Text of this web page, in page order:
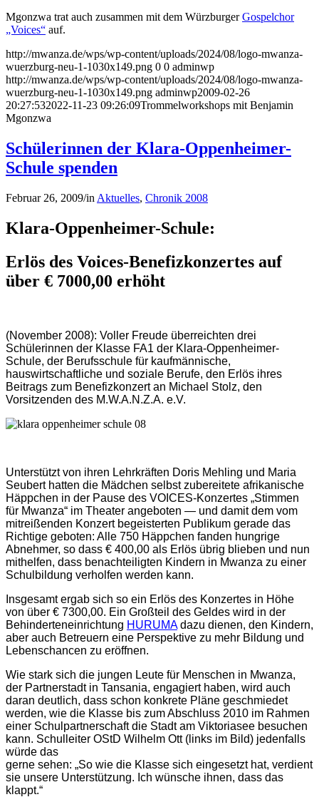
Mgonzwa trat auch zusammen mit dem WürzburgerGospelchor
„Voices“ auf.
http://mwanza.de/wps/wp-content/uploads/2024/08/logo-mwanza-
wuerzburg-neu-1-1030x149.png 0 0 adminwp
http://mwanza.de/wps/wp-content/uploads/2024/08/logo-mwanza-
wuerzburg-neu-1-1030x149.png adminwp2009-02-26
20:27:532022-11-23 09:26:09Trommelworkshops mit Benjamin
Mgonzwa
Schülerinnen der Klara-Oppenheimer-
Schule spenden
Februar 26, 2009/in Aktuelles, Chronik 2008
Klara-Oppenheimer-Schule:
Erlös des Voices-Benefizkonzertes auf
über € 7000,00 erhöht
(November 2008): Voller Freude überreichten drei
Schülerinnen der Klasse FA1 der Klara-Oppenheimer-
Schule, der Berufsschule für kaufmännische,
hauswirtschaftliche und soziale Berufe, den Erlös ihres
Beitrags zum Benefizkonzert an Michael Stolz, den
Vorsitzenden des M.W.A.N.Z.A. e.V.
Unterstützt von ihren Lehrkräften Doris Mehling und Maria
Seubert hatten die Mädchen selbst zubereitete afrikanische
Häppchen in der Pause des VOICES-Konzertes „Stimmen
für Mwanza“ im Theater angeboten — und damit dem vom
mitreißenden Konzert begeisterten Publikum gerade das
Richtige geboten: Alle 750 Häppchen fanden hungrige
Abnehmer, so dass € 400,00 als Erlös übrig blieben und nun
mithelfen, dass benachteiligten Kindern in Mwanza zu einer
Schulbildung verholfen werden kann.
Insgesamt ergab sich so ein Erlös des Konzertes in Höhe
von über € 7300,00. Ein Großteil des Geldes wird in der
Behinderteneinrichtung HURUMAdazu dienen, den Kindern,
aber auch Betreuern eine Perspektive zu mehr Bildung und
Lebenschancen zu eröffnen.
Wie stark sich die jungen Leute für Menschen in Mwanza,
der Partnerstadt in Tansania, engagiert haben, wird auch
daran deutlich, dass schon konkrete Pläne geschmiedet
werden, wie die Klasse bis zum Abschluss 2010 im Rahmen
einer Schulpartnerschaft die Stadt am Viktoriasee besuchen
kann. Schulleiter OStD Wilhelm Ott (links im Bild) jedenfalls
würde das
gerne sehen: „So wie die Klasse sich eingesetzt hat, verdient
sie unsere Unterstützung. Ich wünsche ihnen, dass das
klappt.“